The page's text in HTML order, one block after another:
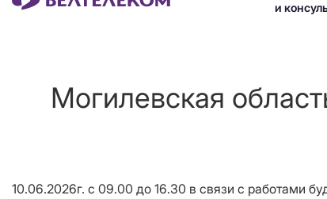
и
Могилевская
10.06.2026г. с 09.00 до 16.30 в связи с работами